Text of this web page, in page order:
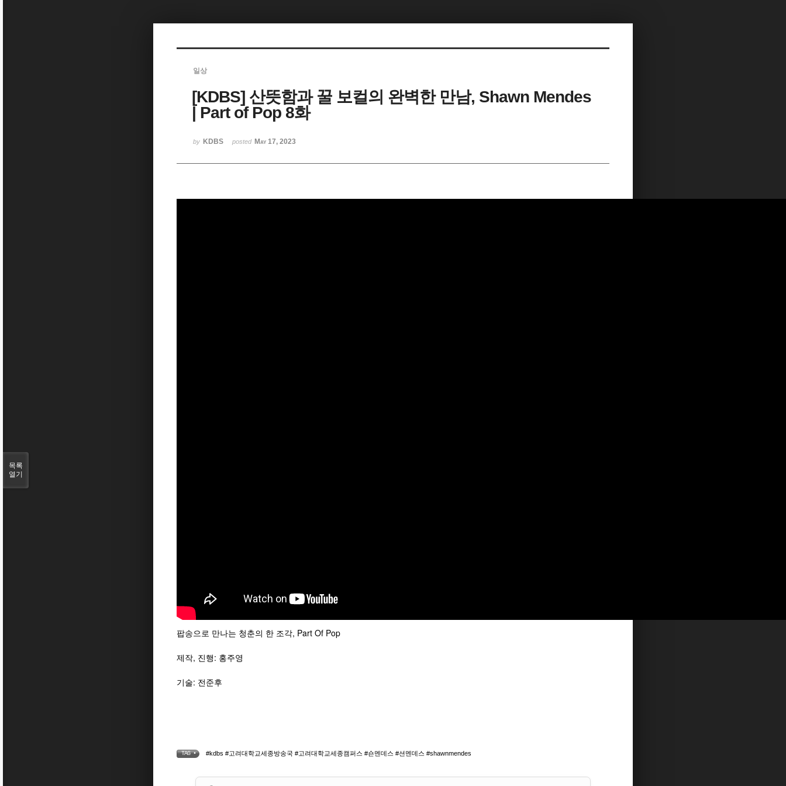
일상
[KDBS] 산뜻함과 꿀 보컬의 완벽한 만남, Shawn Mendes
| Part of Pop 8화
by KDBS posted May 17, 2023
팝송으로 만나는 청춘의 한 조각, Part Of Pop
제작, 진행: 홍주영
기술: 전준후
TAG • #kdbs #고려대학교세종방송국 #고려대학교세종캠퍼스 #숀멘데스 #션멘데스 #shawnmendes
목록
열기
Sketchbook5, 스케치북5
Sketchbook5, 스케치북5